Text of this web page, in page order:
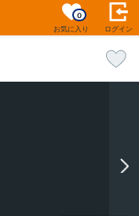
お気に入り
0
ログイン